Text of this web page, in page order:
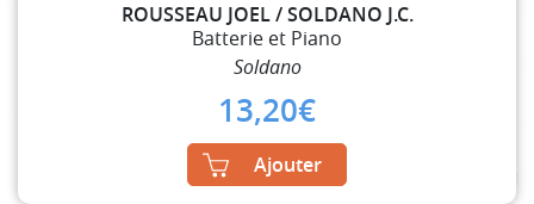
ROUSSEAU JOEL / SOLDANO J.C.
Batterie et Piano
Soldano
13,20€
Ajouter